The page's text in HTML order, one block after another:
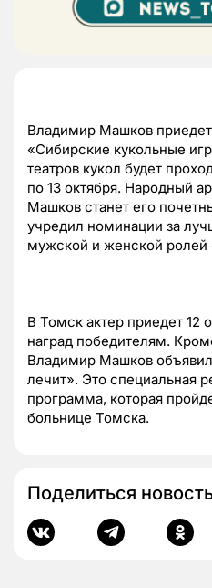
Владимир Машков
«Сибирские кукольные
театров кукол будет
по 13 октября. Народный
Машков станет его
учредил номинации за
мужской и женской ролей
В Томск актер приедет 12
наград победителям.
Владимир Машков
лечит». Это специальная
программа, которая
больнице Томска.
Поделиться